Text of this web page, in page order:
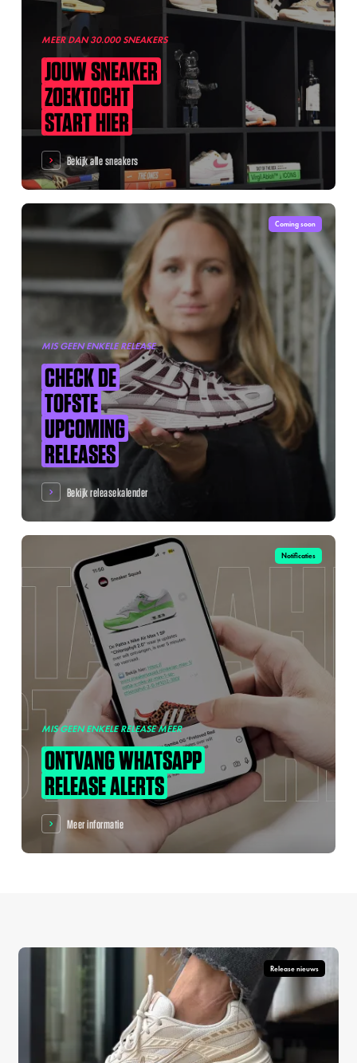
MEER DAN 30.000 SNEAKERS
JOUWSNEAKER
ZOEKTOCHT
STARTHIER
Bekijk alle sneakers
Coming soon
MIS GEEN ENKELE RELEASE
CHECKDE
TOFSTE
UPCOMING
RELEASES
Bekijk releasekalender
Notificaties
MIS GEEN ENKELE RELEASE MEER
ONTVANGWHATSAPP
RELEASEALERTS
Meer informatie
Release nieuws